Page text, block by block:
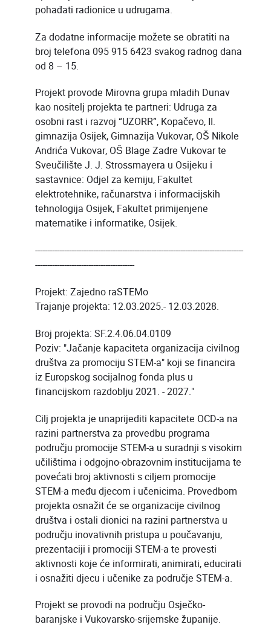
pohađati radionice u udrugama.
Za dodatne informacije možete se obratiti na
broj telefona 095 915 6423 svakog radnog dana
od 8 – 15.
Projekt provode Mirovna grupa mladih Dunav
kao nositelj projekta te partneri: Udruga za
osobni rast i razvoj “UZORR”, Kopačevo, II.
gimnazija Osijek, Gimnazija Vukovar, OŠ Nikole
Andrića Vukovar, OŠ Blage Zadre Vukovar te
Sveučilište J. J. Strossmayera u Osijeku i
sastavnice: Odjel za kemiju, Fakultet
elektrotehnike, računarstva i informacijskih
tehnologija Osijek, Fakultet primijenjene
matematike i informatike, Osijek.
--------------------------------------------------------------------------------------
-----------------------------------------
Projekt: Zajedno raSTEMo
Trajanje projekta: 12.03.2025.- 12.03.2028.
Broj projekta: SF.2.4.06.04.0109
Poziv: "Jačanje kapaciteta organizacija civilnog
društva za promociju STEM-a" koji se financira
iz Europskog socijalnog fonda plus u
financijskom razdoblju 2021. - 2027."
Cilj projekta je unaprijediti kapacitete OCD-a na
razini partnerstva za provedbu programa
području promocije STEM-a u suradnji s visokim
učilištima i odgojno-obrazovnim institucijama te
povećati broj aktivnosti s ciljem promocije
STEM-a među djecom i učenicima. Provedbom
projekta osnažit će se organizacije civilnog
društva i ostali dionici na razini partnerstva u
području inovativnih pristupa u poučavanju,
prezentaciji i promociji STEM-a te provesti
aktivnosti koje će informirati, animirati, educirati
i osnažiti djecu i učenike za područje STEM-a.
Projekt se provodi na području Osječko-
baranjske i Vukovarsko-srijemske županije.